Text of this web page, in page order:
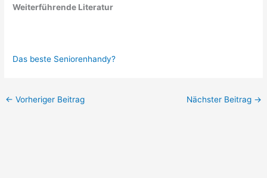
Weiterführende Literatur
Das beste Seniorenhandy?
← Vorheriger Beitrag Nächster Beitrag →